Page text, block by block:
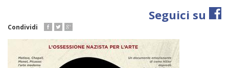
Seguici su
Condividi